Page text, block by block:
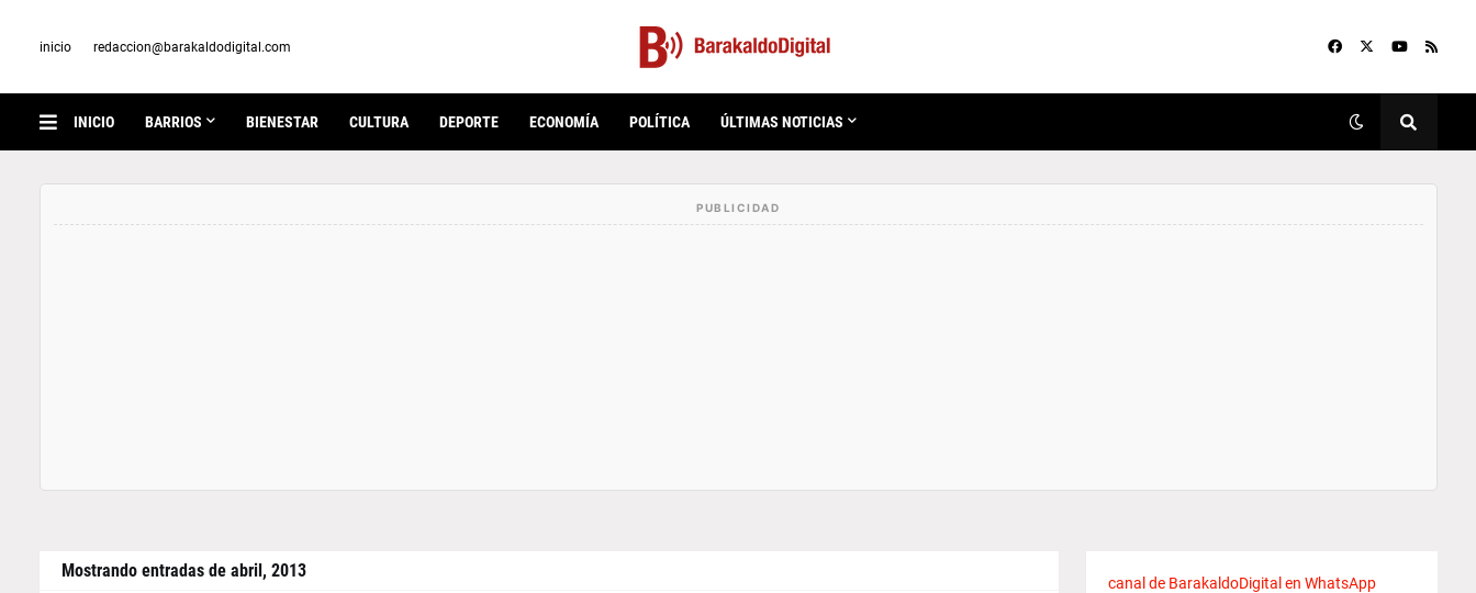
inicio redaccion@barakaldodigital.com
INICIO BARRIOS BIENESTAR CULTURA DEPORTE ECONOMÍA POLÍTICA ÚLTIMAS NOTICIAS
Mostrando entradas de abril, 2013
canal de BarakaldoDigital en WhatsApp